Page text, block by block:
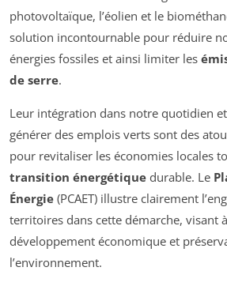
photovoltaïque, l’éolien et le
solution incontournable pour réduire
énergies fossiles et ainsi limiter les
de serre.
Leur intégration dans notre quotidien
générer des emplois verts sont des
pour revitaliser les économies locales
transition énergétique durable. Le
Énergie (PCAET) illustre clairement
territoires dans cette démarche, visant
développement économique et
l’environnement.